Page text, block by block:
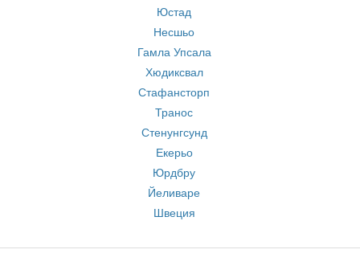
Юстад
Несшьо
Гамла Упсала
Хюдиксвал
Стафансторп
Транос
Стенунгсунд
Екерьо
Юрдбру
Йеливаре
Швеция